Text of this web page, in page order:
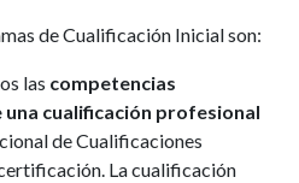
de Cualificación Inicial son:
las competencias
cualificación profesional
de Cualificaciones
La cualificación